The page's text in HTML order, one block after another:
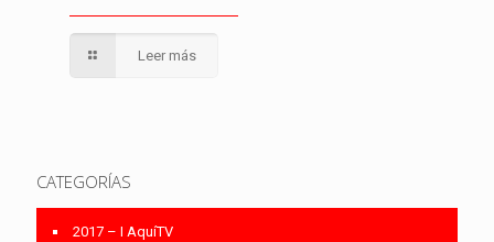
Leer más
CATEGORÍAS
2017 – I AquíTV